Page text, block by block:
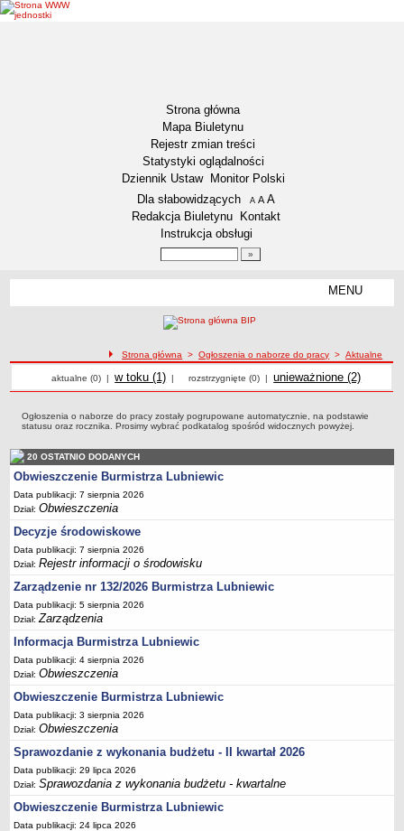
Strona główna
Mapa Biuletynu
Rejestr zmian treści
Statystyki oglądalności
Dziennik Ustaw
Monitor Polski
Menu dodatkowe
Dla słabowidzących A pomniejsz czcionkę
A standardowy rozmiar czcionki
A
Redakcja Biuletynu
Kontakt
Instrukcja obsługi
MENU
Zadania publiczne
Sołectwa
Współpraca zagraniczna
Strategia rozwoju Gminy
AKTUALNOŚCI I OBWIESZCZENIA
Aktualności
Obwieszczenia, ogłoszenia i komunikaty
KOMUNIKATY
Drogi
Energia elektryczna
Meteorologiczne
Rozkłady jazdy autobusów
Wodociągi - ocena jakości wody
KONKURSY
URZĄD MIEJSKI
Dane adresowe
Burmistrz Lubniewic
Zastępca Burmistrza Lubniewic
Strona główna >Ogłoszenia o naborze do pracy >Aktualne
Ogłoszenia o naborze do pracy aktualne
Ogłoszenia o naborze
aktualne (0) |Ogłoszenia o naborze
w toku (1) | Ogłoszenia o naborze
rozstrzygnięte (0) |Ogłoszenia o naborze
unieważnione (2)
Ogłoszenia o naborze do pracy zostały pogrupowane automatycznie, na podstawie
statusu oraz rocznika. Prosimy wybrać podkatalog spośród widocznych powyżej.
20 OSTATNIO DODANYCH
Obwieszczenie Burmistrza Lubniewic
Data publikacji: 7 sierpnia 2026
Dział:Obwieszczenia
Decyzje środowiskowe
Data publikacji: 7 sierpnia 2026
Dział:Rejestr informacji o środowisku
Zarządzenie nr 132/2026 Burmistrza Lubniewic
Data publikacji: 5 sierpnia 2026
Dział:Zarządzenia
Informacja Burmistrza Lubniewic
Data publikacji: 4 sierpnia 2026
Dział:Obwieszczenia
Obwieszczenie Burmistrza Lubniewic
Data publikacji: 3 sierpnia 2026
Dział:Obwieszczenia
Sprawozdanie z wykonania budżetu - II kwartał 2026
Data publikacji: 29 lipca 2026
Dział:Sprawozdania z wykonania budżetu - kwartalne
Obwieszczenie Burmistrza Lubniewic
Data publikacji: 24 lipca 2026